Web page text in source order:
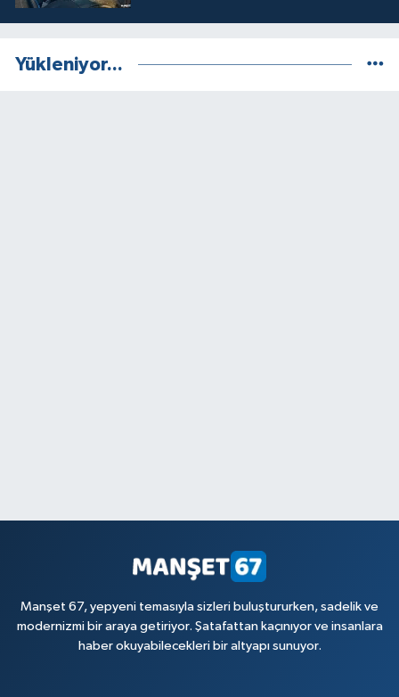
Yükleniyor...
Manşet 67, yepyeni temasıyla sizleri buluştururken, sadelik ve
modernizmi bir araya getiriyor. Şatafattan kaçınıyor ve insanlara
haber okuyabilecekleri bir altyapı sunuyor.